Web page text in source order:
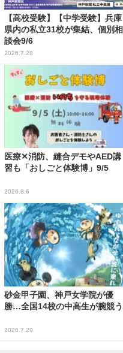
【高校受験】【中学受験】兵庫
県内の私立31校が集結、個別相
談会9/6
2026.7.28
医療✕消防、縫合デモやAED講
習も「おしごと体験博」9/5
2026.8.6
砂金甲子園、神戸女学院が優
勝…全国14校の中高生が腕競う
2026.7.29